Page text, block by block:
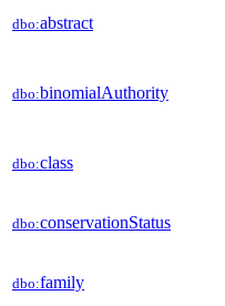
dbo:abstract
dbo:binomialAuthority
dbo:class
dbo:conservationStatus
dbo:family